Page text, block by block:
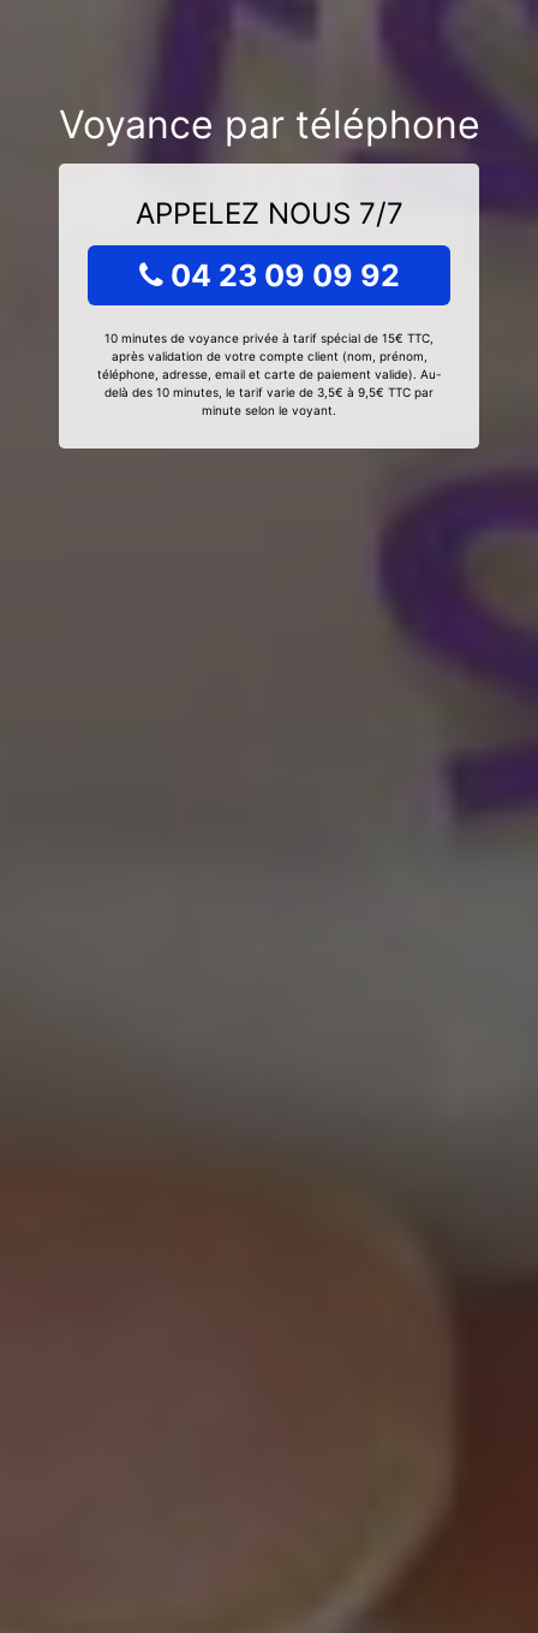
Voyance par téléphone
APPELEZ NOUS 7/7
04 23 09 09 92
10 minutes de voyance privée à tarif spécial de 15€ TTC,
après validation de votre compte client (nom, prénom,
téléphone, adresse, email et carte de paiement valide). Au-
delà des 10 minutes, le tarif varie de 3,5€ à 9,5€ TTC par
minute selon le voyant.